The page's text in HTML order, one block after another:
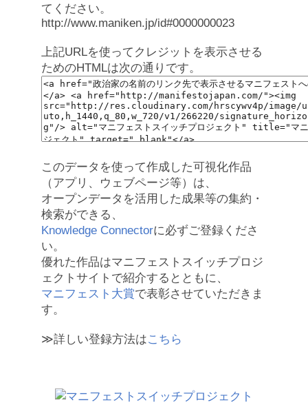
てください。
http://www.maniken.jp/id#0000000023
上記URLを使ってクレジットを表示させる
ためのHTMLは次の通りです。
このデータを使って作成した可視化作品
（アプリ、ウェブページ等）は、
オープンデータを活用した成果等の集約・
検索ができる、
Knowledge Connectorに必ずご登録くださ
い。
優れた作品はマニフェストスイッチプロジ
ェクトサイトで紹介するとともに、
マニフェスト大賞で表彰させていただきま
す。
≫詳しい登録方法はこちら